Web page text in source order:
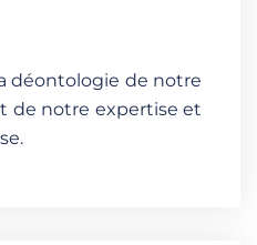
déontologie de notre
de notre expertise et